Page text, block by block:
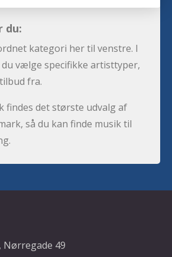
du:
kategori her til venstre. I
vælge specifikke artisttyper,
fra.
findes det største udvalg af
så du kan finde musik til
Nørregade 49